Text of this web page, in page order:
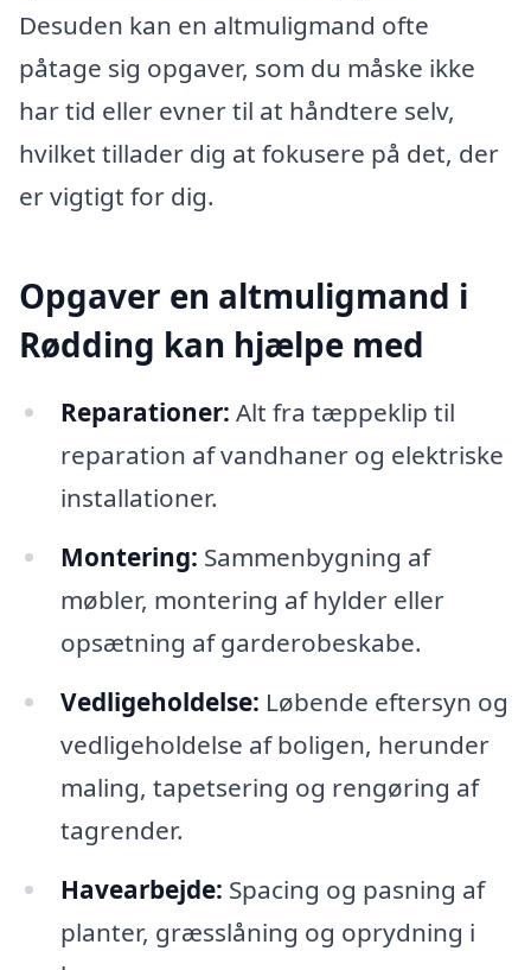
Desuden kan en altmuligmand ofte
påtage sig opgaver, som du måske ikke
har tid eller evner til at håndtere selv,
hvilket tillader dig at fokusere på det, der
er vigtigt for dig.
Opgaver en altmuligmand i
Rødding kan hjælpe med
Reparationer: Alt fra tæppeklip til
reparation af vandhaner og elektriske
installationer.
Montering: Sammenbygning af
møbler, montering af hylder eller
opsætning af garderobeskabe.
Vedligeholdelse: Løbende eftersyn og
vedligeholdelse af boligen, herunder
maling, tapetsering og rengøring af
tagrender.
Havearbejde: Spacing og pasning af
planter, græsslåning og oprydning i